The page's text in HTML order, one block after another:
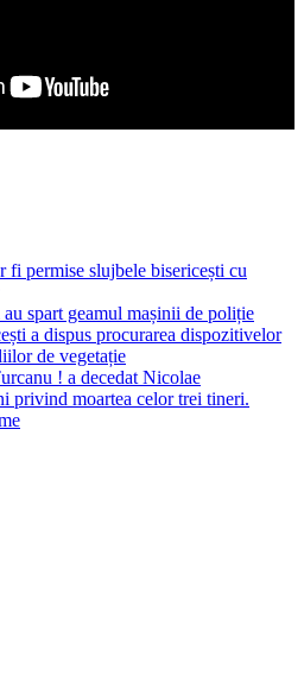
fi permise slujbele bisericești cu
spart geamul mașinii de poliție
a dispus procurarea dispozitivelor
de vegetație
! a decedat Nicolae
privind moartea celor trei tineri.